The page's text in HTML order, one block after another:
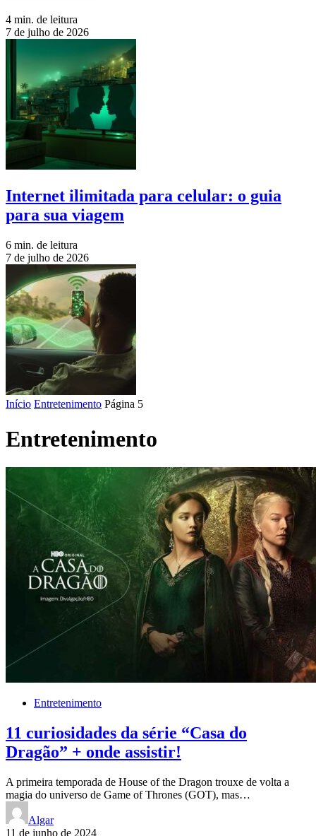
4 min. de leitura
7 de julho de 2026
Internet ilimitada para celular: o guia
para sua viagem
6 min. de leitura
7 de julho de 2026
Início Entretenimento Página 5
Entretenimento
Entretenimento
11 curiosidades da série “Casa do
Dragão” + onde assistir!
A primeira temporada de House of the Dragon trouxe de volta a
magia do universo de Game of Thrones (GOT), mas…
Algar
11 de junho de 2024